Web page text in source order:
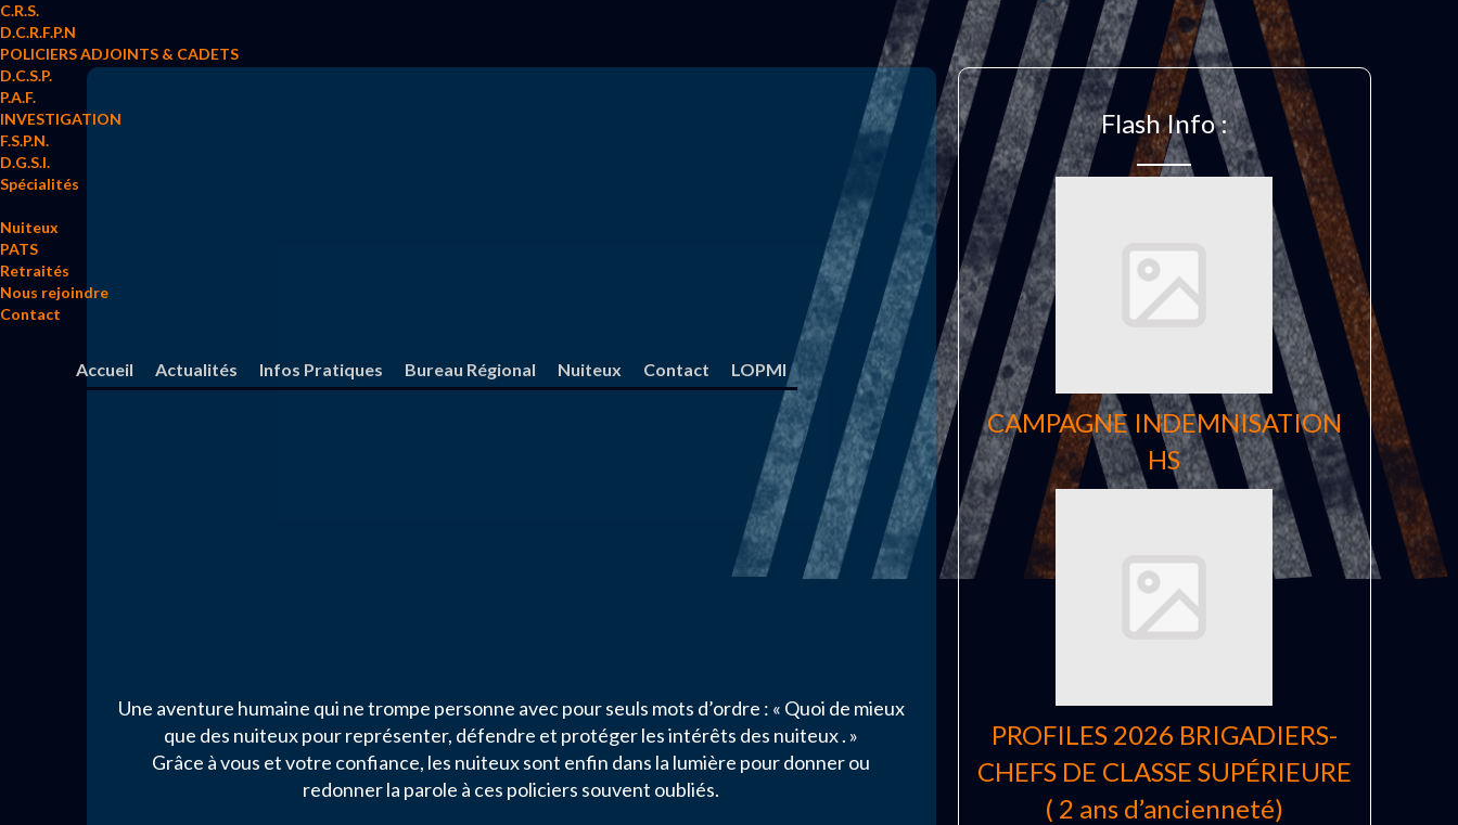
C.R.S.
D.C.R.F.P.N
POLICIERS ADJOINTS & CADETS
D.C.S.P.
P.A.F.
INVESTIGATION
F.S.P.N.
D.G.S.I.
Spécialités
Nuiteux
PATS
Retraités
Nous rejoindre
Contact
Accueil Actualités Infos Pratiques Bureau Régional Nuiteux Contact LOPMI
Une aventure humaine qui ne trompe personne avec pour seuls mots d’ordre : « Quoi de mieux
que des nuiteux pour représenter, défendre et protéger les intérêts des nuiteux . »
Grâce à vous et votre confiance, les nuiteux sont enfin dans la lumière pour donner ou
redonner la parole à ces policiers souvent oubliés.
Flash Info :
CAMPAGNE INDEMNISATION
HS
PROFILES 2026 BRIGADIERS-
CHEFS DE CLASSE SUPÉRIEURE
( 2 ans d’ancienneté)